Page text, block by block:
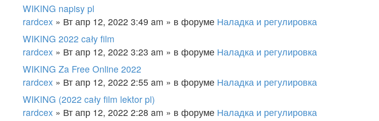
WIKING napisy pl
rardcex » Вт апр 12, 2022 3:49 am » в форуме Наладка и регулировка
WIKING 2022 cały film
rardcex » Вт апр 12, 2022 3:23 am » в форуме Наладка и регулировка
WIKING Za Free Online 2022
rardcex » Вт апр 12, 2022 2:55 am » в форуме Наладка и регулировка
WIKING (2022 cały film lektor pl)
rardcex » Вт апр 12, 2022 2:28 am » в форуме Наладка и регулировка